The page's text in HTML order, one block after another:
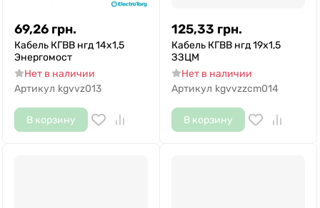
69,26 грн.
Кабель КГВВ нгд 14х1,5
Энергомост
Нет в наличии
Артикул kgvvz013
В корзину
125,33 грн.
Кабель КГВВ нгд 19х1,5
ЗЗЦМ
Нет в наличии
Артикул kgvvzzcm014
В корзину